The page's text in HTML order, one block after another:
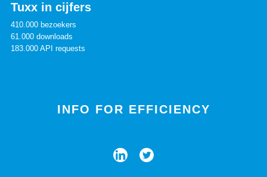
Tuxx in cijfers
410.000 bezoekers
61.000 downloads
183.000 API requests
INFO FOR EFFICIENCY